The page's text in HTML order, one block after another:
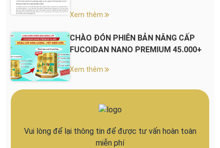
Xem thêm
CHÀO ĐÓN PHIÊN BẢN NÂNG CẤP
FUCOIDAN NANO PREMIUM 45.000+
Xem thêm
Vui lòng để lại thông tin để được tư vấn hoàn toàn
miễn phí